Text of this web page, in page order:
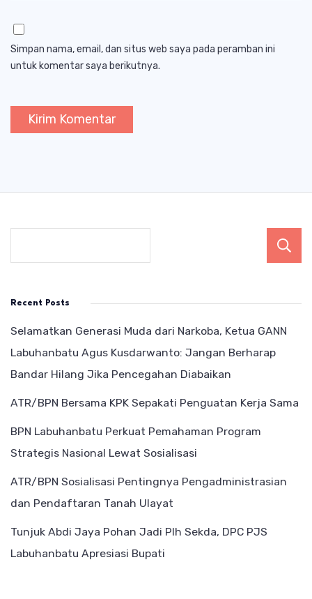
Simpan nama, email, dan situs web saya pada peramban ini
untuk komentar saya berikutnya.
Recent Posts
Selamatkan Generasi Muda dari Narkoba, Ketua GANN
Labuhanbatu Agus Kusdarwanto: Jangan Berharap
Bandar Hilang Jika Pencegahan Diabaikan
ATR/BPN Bersama KPK Sepakati Penguatan Kerja Sama
BPN Labuhanbatu Perkuat Pemahaman Program
Strategis Nasional Lewat Sosialisasi
ATR/BPN Sosialisasi Pentingnya Pengadministrasian
dan Pendaftaran Tanah Ulayat
Tunjuk Abdi Jaya Pohan Jadi Plh Sekda, DPC PJS
Labuhanbatu Apresiasi Bupati